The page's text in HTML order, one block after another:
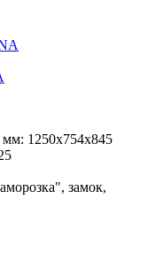
мм: 1250х754х845
замок,